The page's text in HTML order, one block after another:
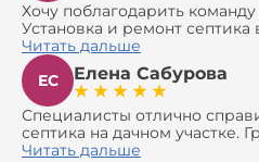
Хочу поблагодарить
Установка и ремонт
оказались сложной задачей,
все 100%. Всё сделали
Давали полезные
навязать ничего лишнего,
доставкой материалов, что
сэкономить. Выполнили
оборудования, заменили
Читать дальше
ЕС
Елена Сабурова
Специалисты отлично
септика на дачном участке.
сделали быстро и
Читать дальше